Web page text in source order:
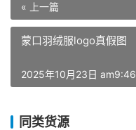
« 上一篇
蒙口羽绒服logo真假图
2025年10月23日 am9:46
同类货源